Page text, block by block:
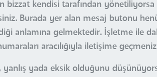
bizzat kendisi tarafından
Burada yer alan mesaj butonu
anlamına gelmektedir. İşletme ile
aracılığıyla iletişime
yada eksik olduğunu